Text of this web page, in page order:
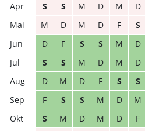
S
S M D M D
M
D M D F S
D
F S S M D
S
S M D M D
D
M D F S S
F
S S M D M
S
M D M D F